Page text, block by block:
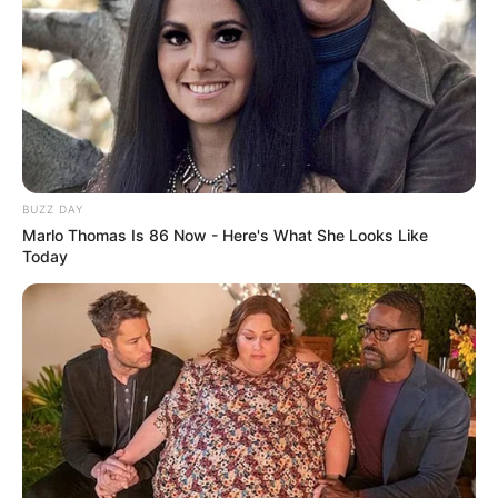
ANEXO I
Para novos amanhãs, é necessário construir novas manhãs. A
sustentabilidade da saúde das pessoas e coletividades, de forma
BUZZ DAY
Marlo Thomas Is 86 Now - Here's What She Looks Like
Today